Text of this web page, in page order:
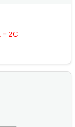
– 2C